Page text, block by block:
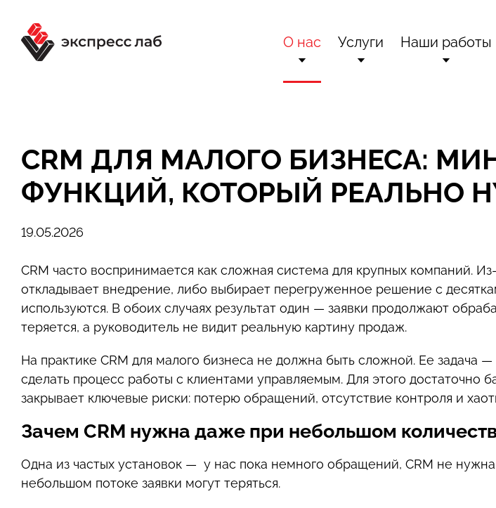
О нас
Блог
Услуги
Техническая поддержка
Наши работы
Внедрение
CRM ДЛЯ МАЛОГО БИЗНЕСА:
ФУНКЦИЙ, КОТОРЫЙ РЕАЛЬНО
19.05.2026
CRM часто воспринимается как сложная система для крупных компаний.
откладывает внедрение, либо выбирает перегруженное решение с
используются. В обоих случаях результат один — заявки продолжают
теряется, а руководитель не видит реальную картину продаж.
На практике CRM для малого бизнеса не должна быть сложной. Ее задача —
сделать процесс работы с клиентами управляемым. Для этого достаточно
закрывает ключевые риски: потерю обращений, отсутствие контроля и
Зачем CRM нужна даже при небольшом
Одна из частых установок — у нас пока немного обращений, CRM не
небольшом потоке заявки могут теряться.